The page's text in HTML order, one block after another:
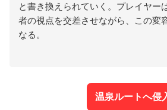
と書き換えられていく。プレイヤー
者の視点を交差させながら、この変
なる。
温泉ルートへ侵